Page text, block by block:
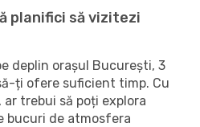
planifici să vizitezi
deplin orașul București, 3
ți ofere suficient timp. Cu
trebui să poți explora
bucuri de atmosfera